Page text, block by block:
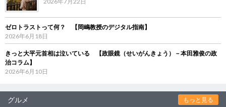
ゼロトラストって何？ 【岡嶋教授のデジタル指南】
2026年6月18日
きっと大平元首相は泣いている 【政眼鏡（せいがんきょう）－本田雅俊の政
治コラム】
2026年6月10日
グルメ もっと見る